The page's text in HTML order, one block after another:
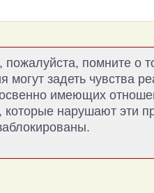
помните о
могут задеть чувства
имеющих
которые нарушают эти